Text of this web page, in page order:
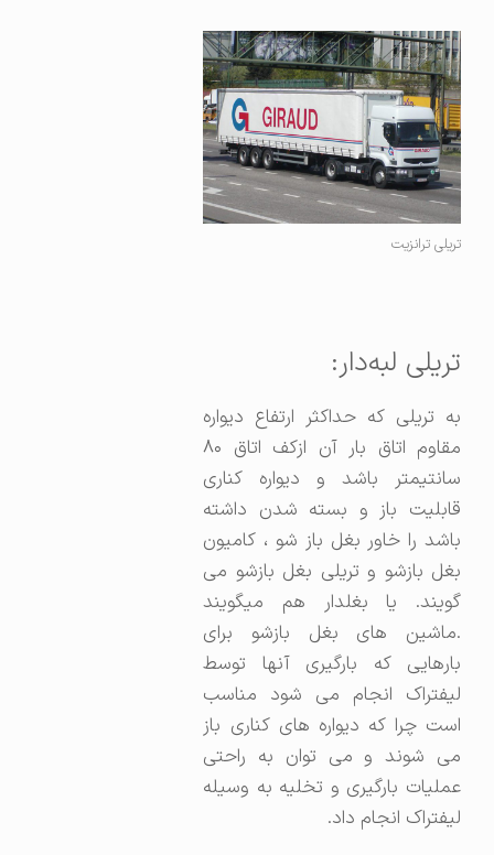
تریلی ترانزیت
تریلی لبه‌دار:
به تریلی که حداکثر ارتفاع دیواره
مقاوم اتاق بار آن ازکف اتاق ۸۰
سانتیمتر باشد و دیواره کناری
قابلیت باز و بسته شدن داشته
باشد را خاور بغل باز شو ، کامیون
بغل بازشو و تریلی بغل بازشو می
گویند. یا بغلدار هم میگویند
.ماشین های بغل بازشو برای
بارهایی که بارگیری آنها توسط
لیفتراک انجام می شود مناسب
است چرا که دیواره های کناری باز
می شوند و می توان به راحتی
عملیات بارگیری و تخلیه به وسیله
لیفتراک انجام داد.